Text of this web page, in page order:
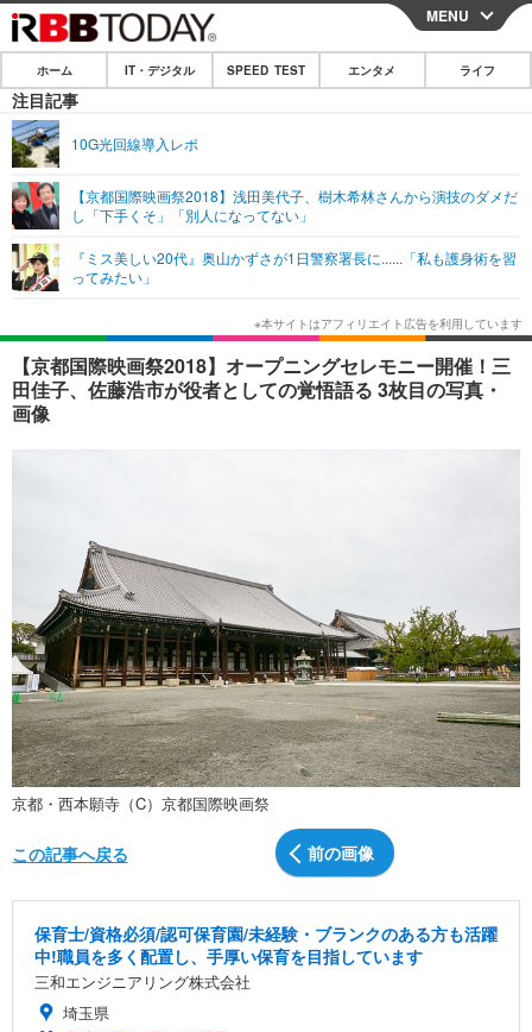
CLOSE
ホーム
IT・デジタル
ネタ
ショッピング その他
SPEED TEST
エンタメ
エンタメTOP
韓国・芸能
音楽 スポーツ
ライフ
ライフTOP グルメ
ペット ショッピング
リリース一覧
プッシュ通知の停止方法
MENU
ホーム IT・デジタル SPEED TEST エンタメ ライフ
注目記事
10G光回線導入レポ
【京都国際映画祭2018】浅田美代子、樹木希林さんから演技のダメだ
し「下手くそ」「別人になってない」
『ミス美しい20代』奥山かずさが1日警察署長に......「私も護身術を習
ってみたい」
【京都国際映画祭2018】オープニングセレモニー開催！三
田佳子、佐藤浩市が役者としての覚悟語る 3枚目の写真・
画像
京都・西本願寺（C）京都国際映画祭
前の画像
この記事へ戻る
保育士/資格必須/認可保育園/未経験・ブランクのある方も活躍
中!職員を多く配置し、手厚い保育を目指しています
三和エンジニアリング株式会社
埼玉県